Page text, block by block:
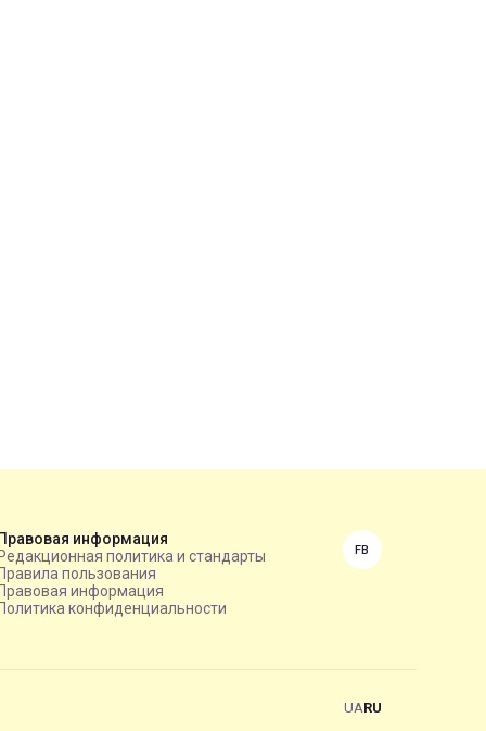
информация
политика и стандарты
пользования
информация
конфиденциальности
FB
UARU